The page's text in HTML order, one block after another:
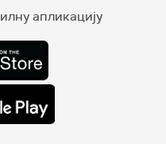
апликацију